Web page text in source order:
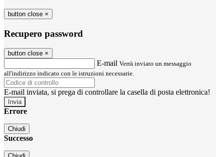
button close ×
Recupero password
button close ×
E-mail Verrà inviato un messaggio
all'indirizzo indicato con le istruzioni necessarie.
E-mail inviata, si prega di controllare la casella di posta elettronica!
Errore
Chiudi
Successo